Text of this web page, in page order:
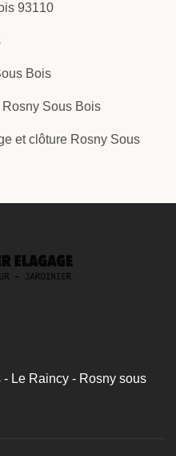
93110
Bois
Sous Bois
et clôture Rosny Sous
Le Raincy - Rosny sous